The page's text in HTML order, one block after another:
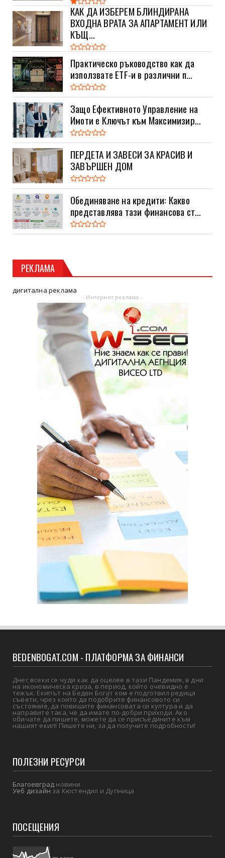
КАК ДА ИЗБЕРЕМ БЛИНДИРАНА
ВХОДНА ВРАТА ЗА АПАРТАМЕНТ ИЛИ
КЪЩ...
Практическо ръководство как да
използвате ETF-и в различни п...
Защо Ефективното Управление на
Имоти е Ключът към Максимизир...
ПЕРДЕТА И ЗАВЕСИ ЗА КРАСИВ И
ЗАВЪРШЕН ДОМ
Обединяване на кредити: Какво
представлява тази финансова ст...
РЕКЛАМА
дигитална реклама
- Интернет реклама -
BEDENBOGAT.COM - ПЛАТФОРМА ЗА ФИНАНСИ
Днес всеки се чуди как да оцелее в тази Пандемия, в дни
на икономическа криза, в период, който очевидно е
тежък. Екипът на Беден Богат ком е подготвил редица
съвети, чрез които да подобрите финансовото си
състояние, да повишите финансовата си култура и да
направите така, че да имате по-добри приходи. Ако
обичате да пишете, можете да се присъедините към
нашият екип! Пишете ни, за да получите подробности!
ПОЛЕЗНИ РЕСУРСИ
Благоевград новини
Уеб дизайн за Кюстендил и Дупница
ПОСЕЩЕНИЯ